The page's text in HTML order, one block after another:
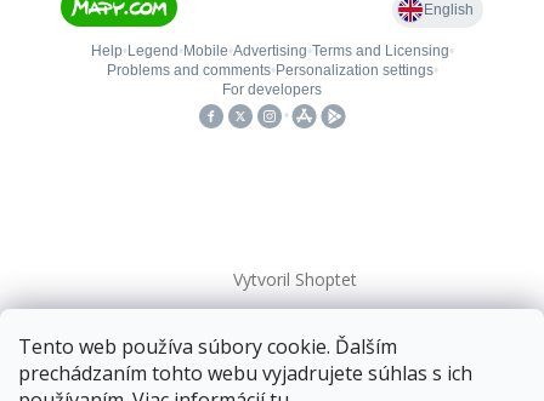
Tento web používa súbory cookie. Ďalším
prechádzaním tohto webu vyjadrujete súhlas s ich
Vytvoril Shoptet
Copyright 2026kovanieplus. Všetky práva vyhradené.